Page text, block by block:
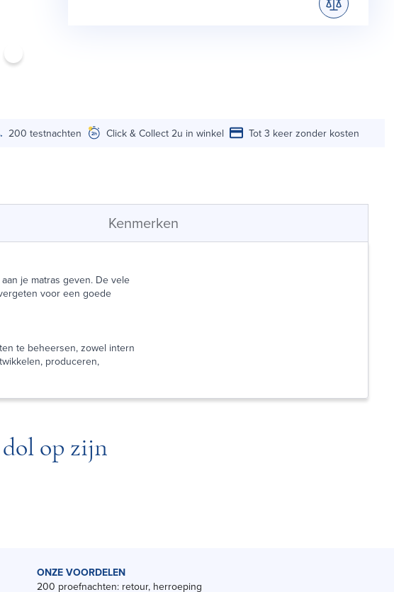
200 testnachten Click & Collect 2u in winkel Tot 3 keer zonder kosten
Kenmerken
je matras geven. De vele
voor een goede
te beheersen, zowel intern
produceren,
op zijn
ONZE VOORDELEN
200 proefnachten: retour, herroeping